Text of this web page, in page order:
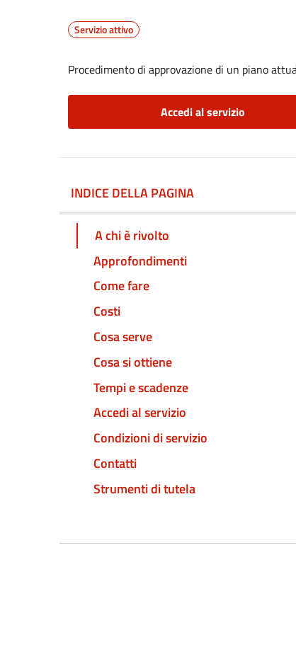
Servizio attivo
Procedimento di approvazione di un piano
Accedi al servizio
INDICE DELLA PAGINA
A chi è rivolto
Approfondimenti
Come fare
Costi
Cosa serve
Cosa si ottiene
Tempi e scadenze
Accedi al servizio
Condizioni di servizio
Contatti
Strumenti di tutela